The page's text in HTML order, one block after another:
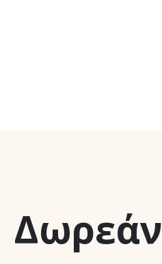
Δωρεάν